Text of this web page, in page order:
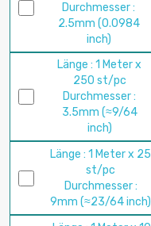
Durchmesser :
2.5mm (0.0984
inch)
Länge : 1 Meter x
250 st/pc
Durchmesser :
3.5mm (≈9/64
inch)
Länge : 1 Meter x 25
st/pc
Durchmesser :
9mm (≈23/64 inch)